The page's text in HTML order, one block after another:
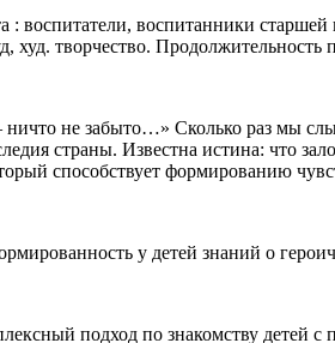
: воспитатели, воспитанники
худ. творчество. Продолжительность
ничто не забыто…» Сколько раз мы
страны. Известна истина: что
способствует формированию
у детей знаний о
подход по знакомству детей с